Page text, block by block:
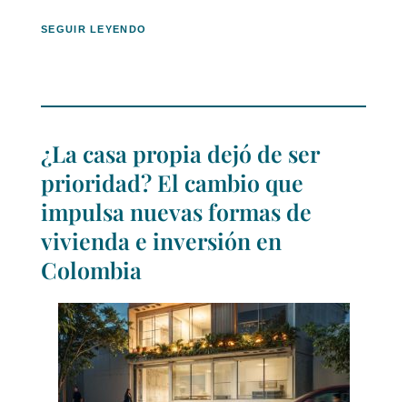
SEGUIR LEYENDO
¿La casa propia dejó de ser
prioridad? El cambio que
impulsa nuevas formas de
vivienda e inversión en
Colombia